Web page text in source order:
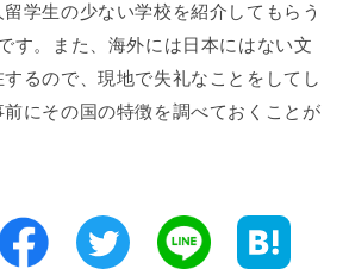
学生の少ない学校を紹介してもらう
す。また、海外には日本にはない文
るので、現地で失礼なことをしてし
前にその国の特徴を調べておくことが